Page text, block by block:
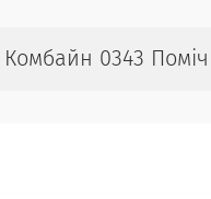
Комбайн 0343